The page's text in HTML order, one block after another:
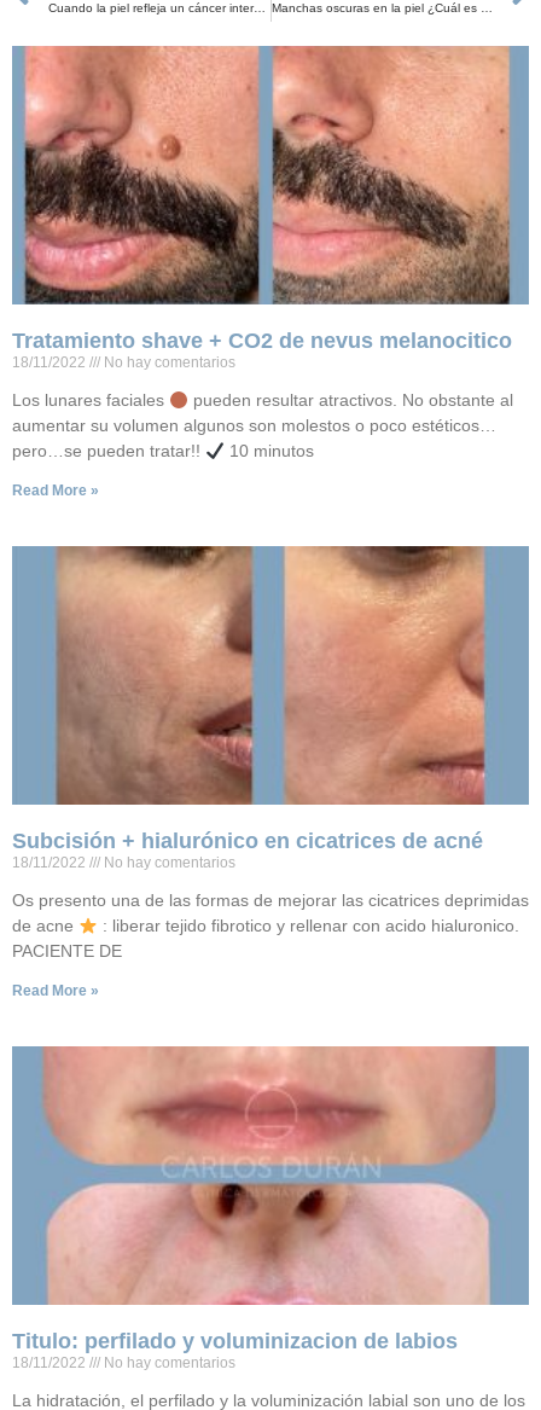
Cuando la piel refleja un cáncer interno: síndromes paraneoplásicos Manchas oscuras en la piel ¿Cuál es buena y cual mala?
Tratamiento shave + CO2 de nevus melanocitico
18/11/2022 No hay comentarios
Los lunares faciales
pueden resultar atractivos. No obstante al
aumentar su volumen algunos son molestos o poco estéticos…
pero…se pueden tratar!!
10 minutos
Read More »
Subcisión + hialurónico en cicatrices de acné
18/11/2022 No hay comentarios
Os presento una de las formas de mejorar las cicatrices deprimidas
de acne
: liberar tejido fibrotico y rellenar con acido hialuronico.
PACIENTE DE
Read More »
Titulo: perfilado y voluminizacion de labios
18/11/2022 No hay comentarios
La hidratación, el perfilado y la voluminización labial son uno de los